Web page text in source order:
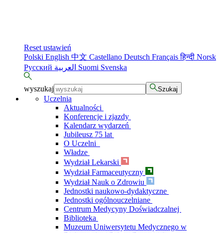
Reset ustawień
Polski English 中文 Castellano Deutsch Françaisहिन्दी Norsk
Русский
Suomi Svenska
wyszukaj Szukaj
Uczelnia
Aktualności
Konferencje i zjazdy
Kalendarz wydarzeń
Jubileusz 75 lat
O Uczelni
Władze
Wydział Lekarski
Wydział Farmaceutyczny
Wydział Nauk o Zdrowiu
Jednostki naukowo-dydaktyczne
Jednostki ogólnouczelniane
Centrum Medycyny Doświadczalnej
Biblioteka
Muzeum Uniwersytetu Medycznego w